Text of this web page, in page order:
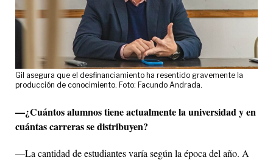
Gil asegura que el desfinanciamiento ha resentido gravemente la
producción de conocimiento. Foto: Facundo Andrada.
—¿Cuántos alumnos tiene actualmente la universidad y en
cuántas carreras se distribuyen?
—La cantidad de estudiantes varía según la época del año. A